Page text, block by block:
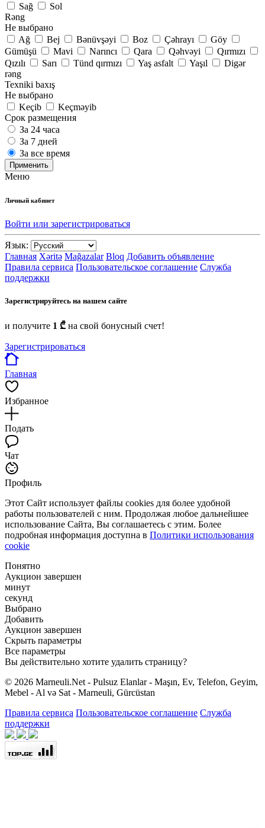
Sağ
Sol
Rəng
Не выбрано
Ağ
Bej Bənüvşəyi Boz Çəhrayı
Göy
Gümüşü
Mavi Narıncı Qara Qəhvəyi
Qırmızı
Qızılı
Sarı Tünd qırmızı Yaş asfalt Yaşıl
Digər
rəng
Texniki baxış
Не выбрано
Keçib
Keçməyib
Срок размещения
За 24 часа
За 7 дней
За все время
Применить
Меню
Личный кабинет
Войти или зарегистрироваться
Язык:
Главная Xəritə Mağazalar Bloq Добавить объявление
Правила сервиса Пользовательское соглашение Служба
поддержки
Зарегистрируйтесь на нашем сайте
и получите 1 ₾ на свой бонусный счет!
Зарегистрироваться
Главная
Избранное
Подать
Чат
Профиль
Этот Сайт использует файлы cookies для более удобной
работы пользователей с ним. Продолжая любое дальнейшее
использование Сайта, Вы соглашаетесь с этим. Более
подробная информация доступна в Политики использования
cookie
Понятно
Аукцион завершен
минут
секунд
Выбрано
Добавить
Аукцион завершен
Скрыть параметры
Все параметры
Вы действительно хотите удалить страницу?
© 2026 Marneuli.Net - Pulsuz Elanlar - Maşın, Ev, Telefon, Geyim,
Mebel - Al və Sat - Marneuli, Gürcüstan
Правила сервиса Пользовательское соглашение Служба
поддержки